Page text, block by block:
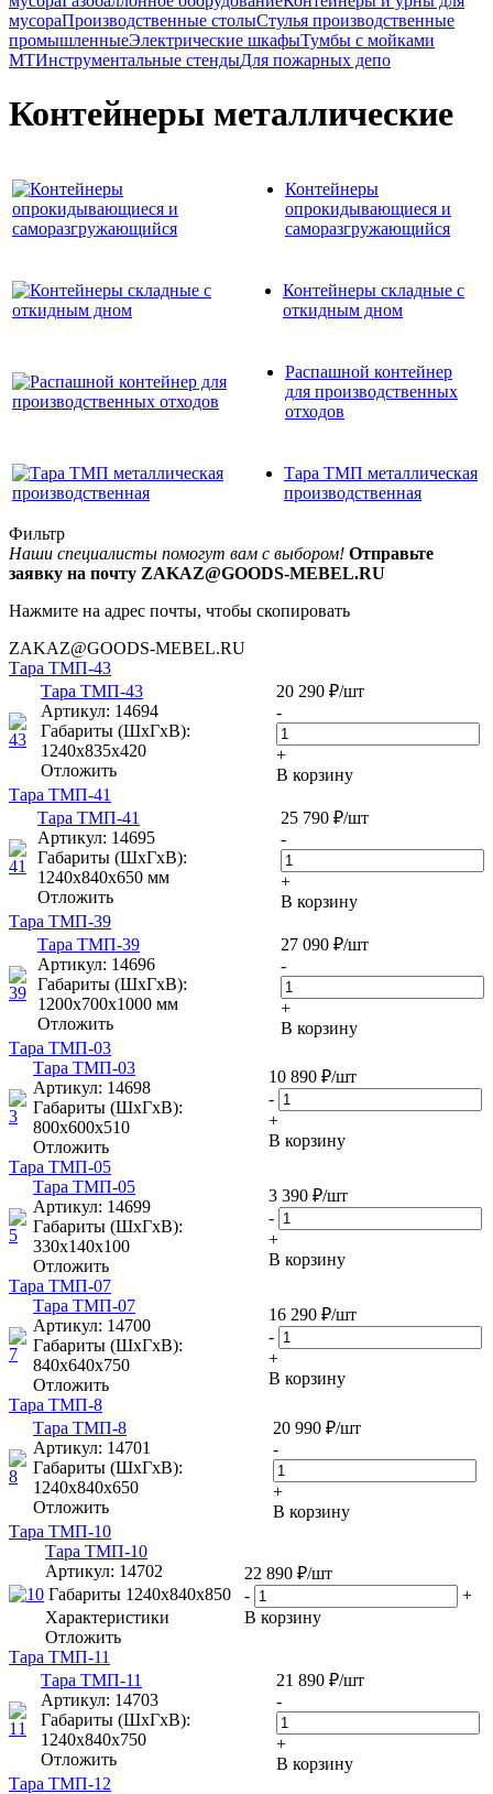
мусораПроизводственные столыСтулья производственные
промышленныеЭлектрические шкафыТумбы с мойками
МТИнструментальные стендыДля пожарных депо
Контейнеры металлические
Контейнеры
опрокидывающиеся и
саморазгружающийся
Контейнеры складные с
откидным дном
Распашной контейнер
для производственных
отходов
Тара ТМП металлическая
производственная
Фильтр
Наши специалисты помогут вам с выбором! Отправьте
заявку на почту ZAKAZ@GOODS-MEBEL.RU
Нажмите на адрес почты, чтобы скопировать
ZAKAZ@GOODS-MEBEL.RU
Тара ТМП-43
Тара ТМП-43
Артикул: 14694
Габариты (ШxГxВ):
1240х835х420
Отложить
20 290 ₽/шт
-
+
В корзину
Тара ТМП-41
Тара ТМП-41
Артикул: 14695
Габариты (ШxГxВ):
1240х840х650 мм
Отложить
25 790 ₽/шт
-
+
В корзину
Тара ТМП-39
Тара ТМП-39
Артикул: 14696
Габариты (ШxГxВ):
1200х700х1000 мм
Отложить
27 090 ₽/шт
-
+
В корзину
Тара ТМП-03
Тара ТМП-03
Артикул: 14698
Габариты (ШxГxВ):
800х600х510
Отложить
10 890 ₽/шт
-
+
В корзину
Тара ТМП-05
Тара ТМП-05
Артикул: 14699
Габариты (ШxГxВ):
330х140х100
Отложить
3 390 ₽/шт
-
+
В корзину
Тара ТМП-07
Тара ТМП-07
Артикул: 14700
Габариты (ШxГxВ):
840х640х750
Отложить
16 290 ₽/шт
-
+
В корзину
Тара ТМП-8
Тара ТМП-8
Артикул: 14701
Габариты (ШxГxВ):
1240х840х650
Отложить
20 990 ₽/шт
-
+
В корзину
Тара ТМП-10
Тара ТМП-10
Артикул: 14702
Габариты 1240х840х850
Характеристики
Отложить
22 890 ₽/шт
-
+
В корзину
Тара ТМП-11
Тара ТМП-11
Артикул: 14703
Габариты (ШxГxВ):
1240х840х750
Отложить
21 890 ₽/шт
-
+
В корзину
Тара ТМП-12